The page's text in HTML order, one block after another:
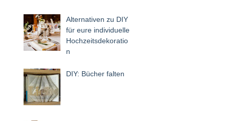
Alternativen zu DIY
für eure individuelle
Hochzeitsdekoratio
n
DIY: Bücher falten